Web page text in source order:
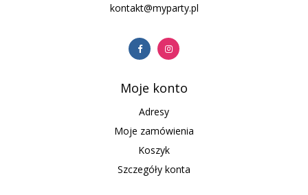
kontakt@myparty.pl
Moje konto
Adresy
Moje zamówienia
Koszyk
Szczegóły konta